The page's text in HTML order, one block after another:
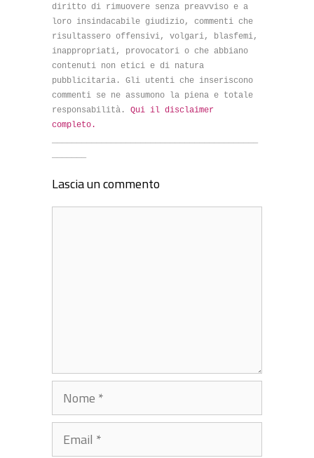
diritto di rimuovere senza preavviso e a
loro insindacabile giudizio, commenti che
risultassero offensivi, volgari, blasfemi,
inappropriati, provocatori o che abbiano
contenuti non etici e di natura
pubblicitaria. Gli utenti che inseriscono
commenti se ne assumono la piena e totale
responsabilità. Qui il disclaimer
completo.
Lascia un commento